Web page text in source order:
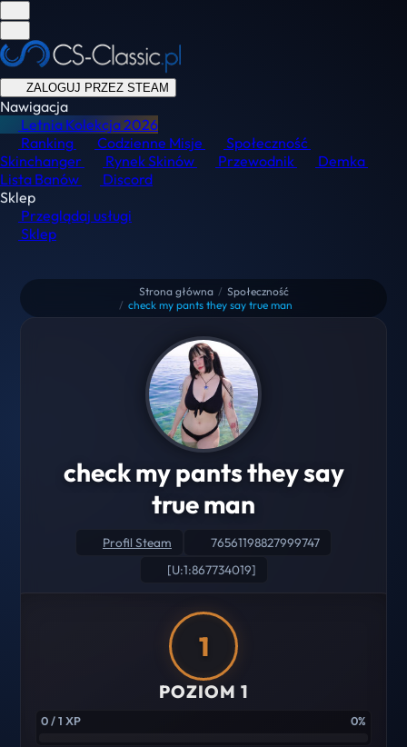
ZALOGUJ PRZEZ STEAM
Nawigacja
Letnia Kolekcja2026
Ranking
Codzienne Misje
Społeczność
Skinchanger
Rynek Skinów Przewodnik
Demka
Lista Banów
Discord
Sklep
Przeglądaj usługi
Sklep
Strona główna / Społeczność
/ check my pants they say true man
check my pants they say
true man
Profil Steam
76561198827999747
[U:1:867734019]
1
POZIOM 1
0 / 1 XP 0%